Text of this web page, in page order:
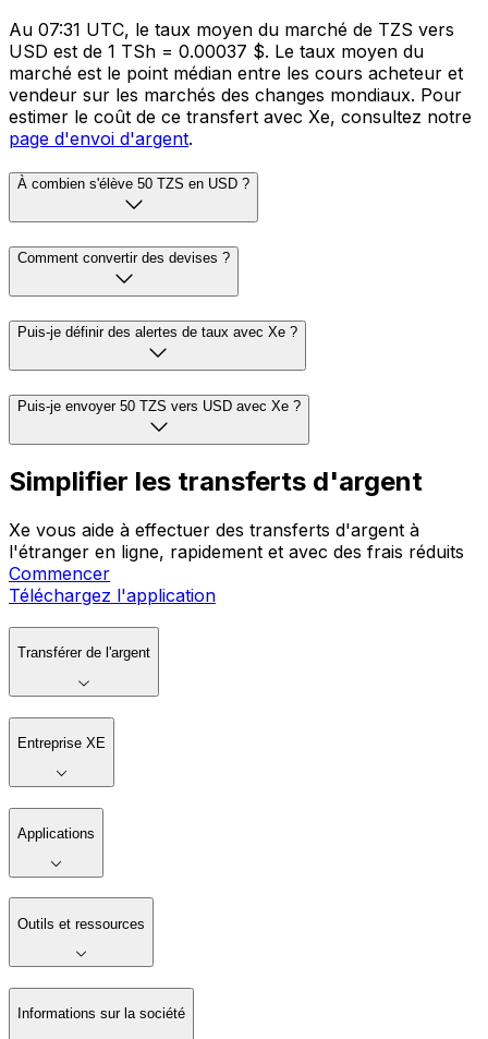
Au 07:31 UTC, le taux moyen du marché de TZS vers
USD est de 1 TSh = 0.00037 $. Le taux moyen du
marché est le point médian entre les cours acheteur et
vendeur sur les marchés des changes mondiaux. Pour
estimer le coût de ce transfert avec Xe, consultez notre
page d'envoi d'argent.
À combien s'élève 50 TZS en USD ?
Comment convertir des devises ?
Puis-je définir des alertes de taux avec Xe ?
Puis-je envoyer 50 TZS vers USD avec Xe ?
Simplifier les transferts d'argent
Xe vous aide à effectuer des transferts d'argent à
l'étranger en ligne, rapidement et avec des frais réduits
Commencer
Téléchargez l'application
Transférer de l'argent
Entreprise XE
Applications
Outils et ressources
Informations sur la société